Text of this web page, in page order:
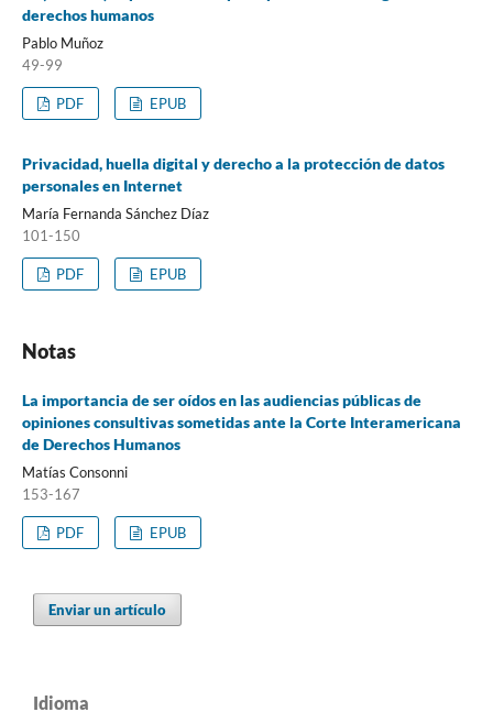
derechos humanos
Pablo Muñoz
49-99
PDF EPUB
Privacidad, huella digital y derecho a la protección de datos
personales en Internet
María Fernanda Sánchez Díaz
101-150
PDF EPUB
Notas
La importancia de ser oídos en las audiencias públicas de
opiniones consultivas sometidas ante la Corte Interamericana
de Derechos Humanos
Matías Consonni
153-167
PDF EPUB
Enviar un artículo
Idioma